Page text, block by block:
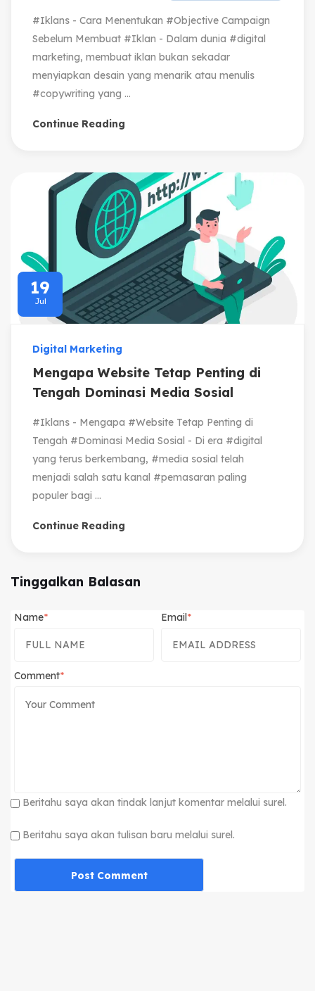
#Iklans - Cara Menentukan #Objective Campaign
Sebelum Membuat #Iklan - Dalam dunia #digital
marketing, membuat iklan bukan sekadar
menyiapkan desain yang menarik atau menulis
#copywriting yang ...
Continue Reading
19
Jul
Digital Marketing
Mengapa Website Tetap Penting di
Tengah Dominasi Media Sosial
#Iklans - Mengapa #Website Tetap Penting di
Tengah #Dominasi Media Sosial - Di era #digital
yang terus berkembang, #media sosial telah
menjadi salah satu kanal #pemasaran paling
populer bagi ...
Continue Reading
Tinggalkan Balasan
Name Email
Comment
Beritahu saya akan tindak lanjut komentar melalui surel.
Beritahu saya akan tulisan baru melalui surel.